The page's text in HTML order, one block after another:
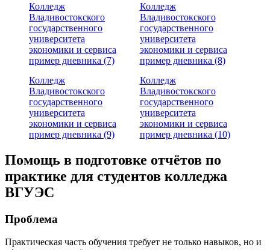
Колледж
Владивостокского
государственного
университета
экономики и сервиса
пример дневника (7)
Колледж
Владивостокского
государственного
университета
экономики и сервиса
пример дневника (8)
Колледж
Владивостокского
государственного
университета
экономики и сервиса
пример дневника (9)
Колледж
Владивостокского
государственного
университета
экономики и сервиса
пример дневника (10)
Помощь в подготовке отчётов по
практике для студентов колледжа
ВГУЭС
Проблема
Практическая часть обучения требует не только навыков, но и